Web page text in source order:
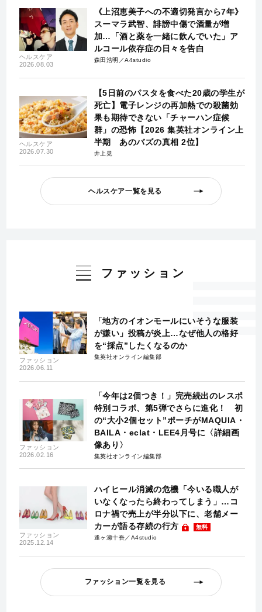
ヘルスケア
2026.08.03
《上沼恵美子への不適切発言から7年》
スーマラ武智、誹謗中傷で酒量が増
加…「酒と薬を一緒に飲んでいた」ア
ルコール依存症の日々を告白
森田浩明／A4studio
ヘルスケア
2026.07.30
【5日前のパスタを食べた20歳の学生が
死亡】電子レンジの再加熱での殺菌効
果も期待できない「チャーハン症候
群」の恐怖【2026 集英社オンライン上
半期 あのバズの真相 2位】
井上晃
ヘルスケア一覧を見る
ファッション
ファッション
2026.06.11
「地方のイオンモールにいそうな服装
が嫌い」投稿が炎上…なぜ他人の格好
を“採点”したくなるのか
集英社オンライン編集部
ファッション
2026.02.16
「今年は2個つき！」完売続出のレスポ
特別コラボ、第5弾でさらに進化！ 初
の“大小2個セット”ポーチがMAQUIA・
BAILA・eclat・LEE4月号に〈詳細画
像あり〉
集英社オンライン編集部
ファッション
2025.12.14
ハイヒール消滅の危機「今いる職人が
いなくなったら終わってしまう」…コ
ロナ禍で売上が半分以下に、老舗メー
カーが語る存続の行方
無料
逢ヶ瀬十吾／A4studio
ファッション一覧を見る